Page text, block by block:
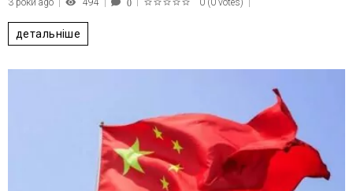
3 роки ago
494 0 0 (0 votes)
детальніше